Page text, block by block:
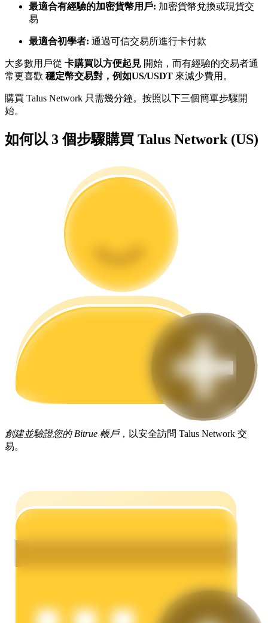
坐享盈利分成和跟單分傭
合約資訊
合約功能使用指南
最適合有經驗的加密貨幣用戶: 加密貨幣兌換或現貨交
易
最適合初學者: 通過可信交易所進行卡付款
大多數用戶從 卡購買以方便起見 開始，而有經驗的交易者通
常更喜歡 穩定幣交易對，例如US/USDT 來減少費用。
購買 Talus Network 只需幾分鐘。按照以下三個簡單步驟開
始。
如何以 3 個步驟購買 Talus Network (US)
創建並驗證您的 Bitrue 帳戶，以安全訪問 Talus Network 交
易。